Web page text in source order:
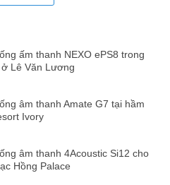
khiếm thính
tai nghe riêng biệt
of SDC 8200 D
185 mm
14.000 Hz
2.5 W
ấm thanh NEXO ePS8 trong
Lê Văn Lương
âm thanh Amate G7 tại hầm
Ivory
âm thanh 4Acoustic Si12 cho
Hồng Palace